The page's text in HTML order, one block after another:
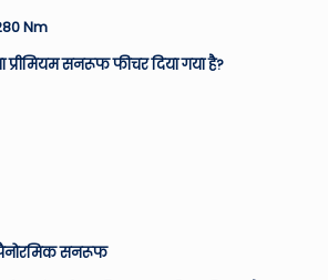
Nm
सनरूफ फीचर दिया गया है?
सनरूफ